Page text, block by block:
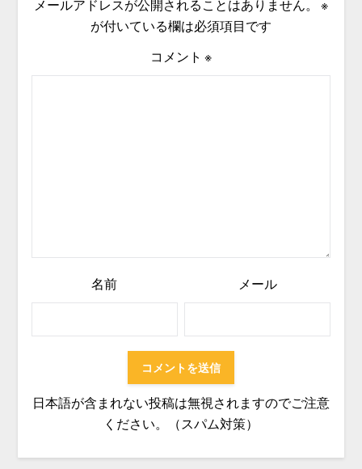
メールアドレスが公開されることはありません。
※
が付いている欄は必須項目です
コメント ※
名前 メール
日本語が含まれない投稿は無視されますのでご注意
ください。（スパム対策）